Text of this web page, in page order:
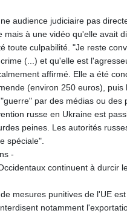
audience judiciaire pas
mais à une vidéo qu'elle avait
toute culpabilité. "Je reste
(...) et qu'elle est
affirmé. Elle a été
(environ 250 euros), puis
par des médias ou des
russe en Ukraine est
peines. Les autorités
spéciale".
-
continuent à durcir
mesures punitives de l'UE
notamment